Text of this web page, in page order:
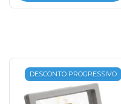
DESCONTO PROGRESSIVO